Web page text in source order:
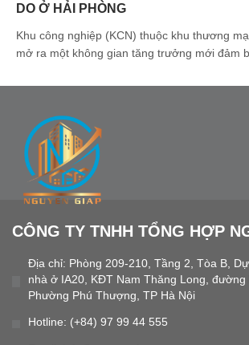
DO Ở HẢI PHÒNG
Khu công nghiệp (KCN) thuộc khu thương
mở ra một không gian tăng trưởng mới đảm
bước vào giai đoạn phát triển mới khi định
CÔNG TY TNHH TỔNG HỢP
Địa chỉ: Phòng 209-210, Tầng 2, Tòa B,
nhà ở IA20, KĐT Nam Thăng Long,
Phường Phú Thượng, TP Hà Nội
Hotline: (+84) 97 99 44 555